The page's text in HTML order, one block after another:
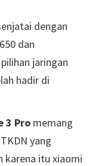
dengan
dan
jaringan
hadir di
3 Pro memang
yang
karena itu xiaomi